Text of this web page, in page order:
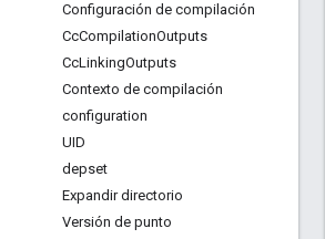
Configuración de compilación
CcCompilationOutputs
CcLinkingOutputs
Contexto de compilación
configuration
UID
depset
Expandir directorio
Versión de punto